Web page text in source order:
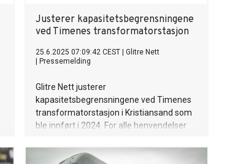
Justerer kapasitetsbegrensningene
ved Timenes transformatorstasjon
25.6.2025 07:09:42 CEST
Glitre Nett
Pressemelding
Glitre Nett justerer
kapasitetsbegrensningene ved Timenes
transformatorstasjon i Kristiansand som
ble innført i 2024. For alle henvendelser
vil begrensningen nå være på 500 kW, mot